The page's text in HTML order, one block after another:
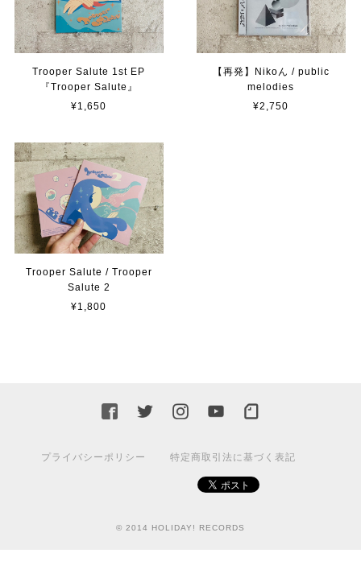
Trooper Salute 1st EP
『Trooper Salute』
¥1,650
【再発】Nikoん / public
melodies
¥2,750
Trooper Salute / Trooper
Salute 2
¥1,800
プライバシーポリシー 特定商取引法に基づく表記
© 2014 HOLIDAY! RECORDS